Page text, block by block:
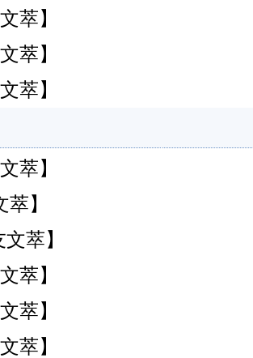
萃】
萃】
萃】
萃】
】
萃】
萃】
萃】
萃】